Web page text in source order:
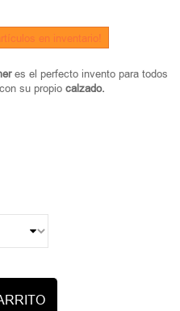
en inventario!
es el perfecto invento para todos
su propio calzado.